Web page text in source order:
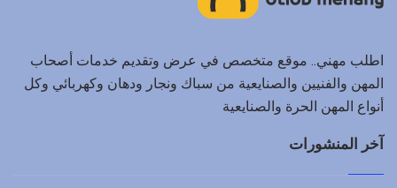
اطلب مهني.. موقع متخصص في عرض وتقديم خدمات أصحاب
المهن والفنيين والصنايعية من سباك ونجار ودهان وكهربائي وكل
أنواع المهن الحرة والصنايعية
آخر المنشورات